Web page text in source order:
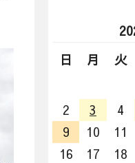
日
月 火
2
3 4
9
10 11
16
17 18